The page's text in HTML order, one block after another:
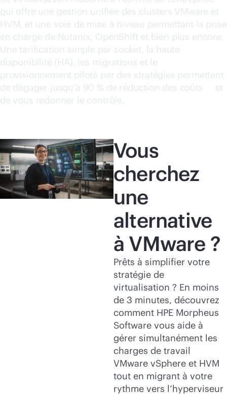
Acheter maintenant
qui offre une gestion unifiée des clusters VMware et
HVM, et une voie de mise à niveau permettant la prise
en charge de Nutanix, OpenShift et bien plus encore.
Une tarification simple par socket, la haute
disponibilité (HA), les migrations et le
provisionnement piloté par des stratégies permettent
de dégager jusqu’à 90 % de réduction des coûts
et
de vous redonner le contrôle.
Vous
cherchez
une
alternative
à VMware ?
Prêts à simplifier votre
stratégie de
virtualisation ? En moins
de 3 minutes, découvrez
comment HPE Morpheus
Software vous aide à
gérer simultanément les
charges de travail
VMware vSphere et HVM
tout en migrant à votre
rythme vers l’hyperviseur